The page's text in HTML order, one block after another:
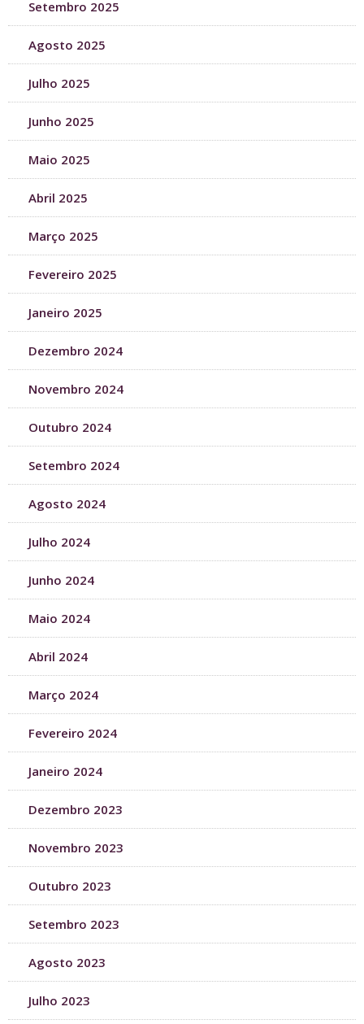
Setembro 2025
Agosto 2025
Julho 2025
Junho 2025
Maio 2025
Abril 2025
Março 2025
Fevereiro 2025
Janeiro 2025
Dezembro 2024
Novembro 2024
Outubro 2024
Setembro 2024
Agosto 2024
Julho 2024
Junho 2024
Maio 2024
Abril 2024
Março 2024
Fevereiro 2024
Janeiro 2024
Dezembro 2023
Novembro 2023
Outubro 2023
Setembro 2023
Agosto 2023
Julho 2023